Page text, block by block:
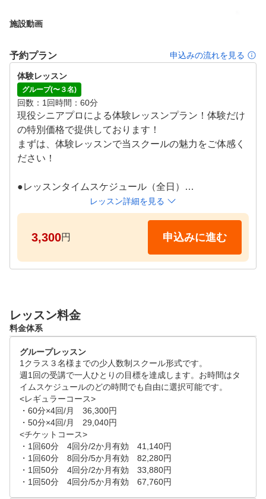
施設動画
予約プラン 申込みの流れを見る
体験レッスン
グループ(〜３名)
回数 1回時間 60分
現役シニアプロによる体験レッスンプラン！体験だけ
の特別価格で提供しております！
まずは、体験レッスンで当スクールの魅力をご体感く
ださい！
●レッスンタイムスケジュール（全日）
11：40～12：40
14：00～15：00
15：10～16：10
16：20～17：30
20：00～21：00
21：10～22：10
レッスン詳細を見る
3,300円 申込みに進む
レッスン料金
料金体系
グループレッスン
1クラス３名様までの少人数制スクール形式です。
週1回の受講で一人ひとりの目標を達成します。お時間はタ
イムスケジュールのどの時間でも自由に選択可能です。
<レギュラーコース>
・60分×4回/月　36,300円
・50分×4回/月　29,040円
<チケットコース>
・1回60分　4回分/2か月有効　41,140円
・1回60分　8回分/5か月有効　82,280円
・1回50分　4回分/2か月有効　33,880円
・1回50分　4回分/5か月有効　67,760円